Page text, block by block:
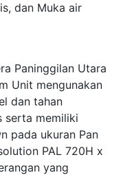
dan Muka air
Paninggilan Utara
Unit mengunakan
dan tahan
serta memiliki
pada ukuran Pan
PAL 720H x
yang